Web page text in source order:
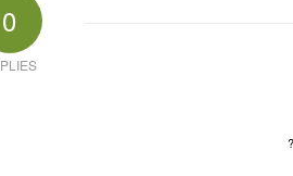
0